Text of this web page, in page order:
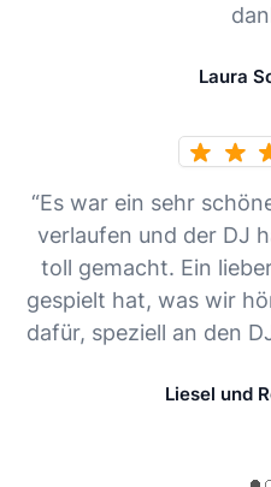
Laura
“Es war ein sehr
verlaufen und der DJ
toll gemacht. Ein
gespielt hat, was wir
dafür, speziell an den
Liesel und